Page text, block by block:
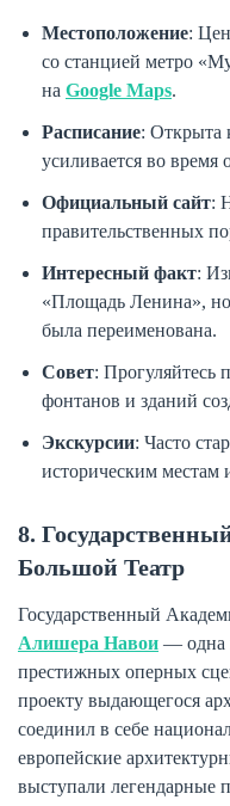
Местоположение:
со станцией метро
на Google Maps.
Расписание: Открыта
усиливается во
Официальный сайт:
правительственных
Интересный факт:
«Площадь Ленина», но
была переименована.
Совет: Прогуляйтесь
фонтанов и зданий
Экскурсии: Часто
историческим местам
8.
Большой Театр
Государственный
Алишера Навои — одна
престижных оперных
проекту выдающегося
соединил в себе
европейские
выступали легендарные